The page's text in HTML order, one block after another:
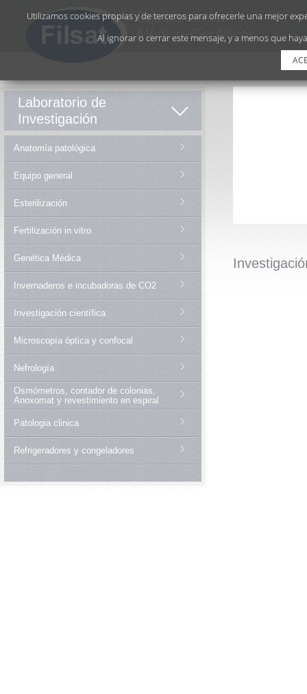
Laboratorio de
Investigación
Anatomía patológica
Equipo general
Esterilización
Fertilización in vitro
Genética Médica
Invernaderos e incubadoras de CO2
Investigación científica
Microscopía óptica y confocal
Nefrología
Osmómetros, contador de colonias,
Anoxomat y revestimiento en espiral
Patologia clinica
Refrigeradores y congeladores
Utilizamos cookies propias y de terceros para ofrecerle una mejor
Al ignorar o cerrar este mensaje, y a menos que